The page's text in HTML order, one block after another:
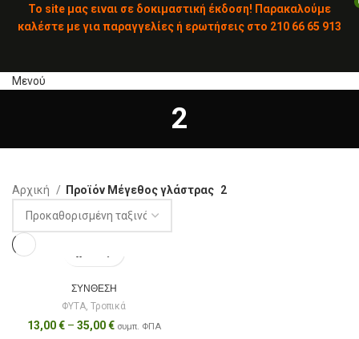
To site μας ειναι σε δοκιμαστική έκδοση! Παρακαλούμε
καλέστε με για παραγγελίες ή ερωτήσεις στο 210 66 65 913
Μενού
2
Αρχική Προϊόν Μέγεθος γλάστρας 2
ΣΥΝΘΕΣΗ
ΦΥΤΑ, Τροπικά
13,00€– 35,00€ συμπ. ΦΠΑ